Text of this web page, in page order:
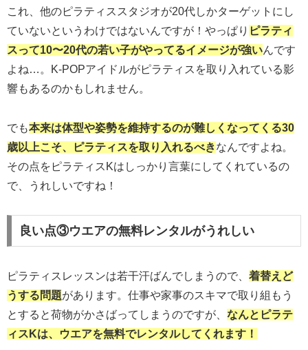
これ、他のピラティススタジオが20代しかターゲットにし
ていないというわけではないんですが！やっぱり ピラティ
スって10〜20代の若い子がやってるイメージが強いんです
よね…。K-POPアイドルがピラティスを取り入れている影
響もあるのかもしれません。
でも本来は体型や姿勢を維持するのが難しくなってくる30
歳以上こそ、ピラティスを取り入れるべきなんですよね。
その点をピラティスKはしっかり言葉にしてくれているの
で、うれしいですね！
良い点③ウエアの無料レンタルがうれしい
ピラティスレッスンは若干汗ばんでしまうので、 着替えど
うする問題があります。仕事や家事のスキマで取り組もう
とすると荷物がかさばってしまうのですが、 なんとピラテ
ィスKは、ウエアを無料でレンタルしてくれます！